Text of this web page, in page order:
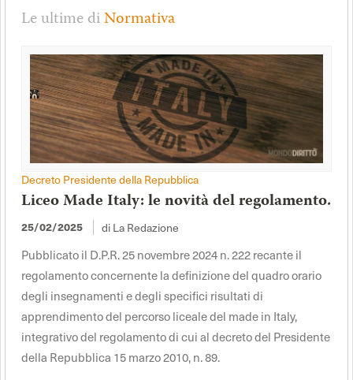
Le ultime diNormativa
Decreto Presidente della Repubblica
Liceo Made Italy: le novità del regolamento.
25/02/2025 di La Redazione
Pubblicato il D.P.R. 25 novembre 2024 n. 222 recante il
regolamento concernente la definizione del quadro orario
degli insegnamenti e degli specifici risultati di
apprendimento del percorso liceale del made in Italy,
integrativo del regolamento di cui al decreto del Presidente
della Repubblica 15 marzo 2010, n. 89.